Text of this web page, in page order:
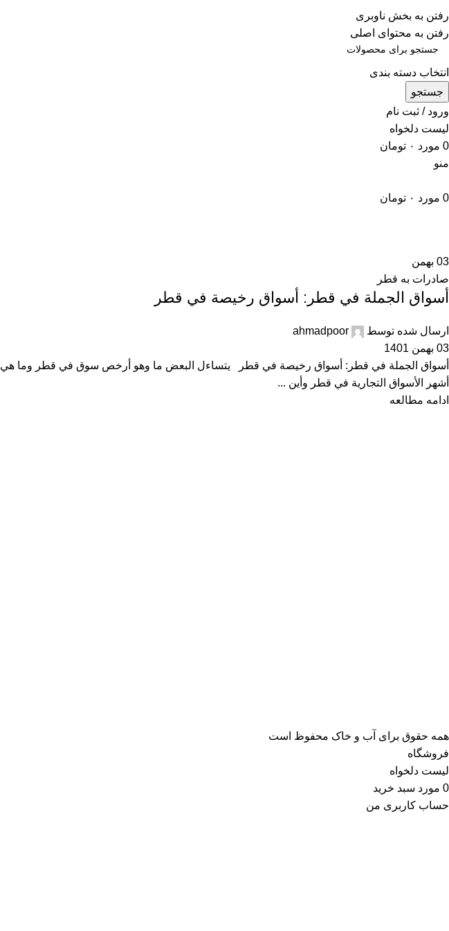
رفتن به بخش ناوبری
رفتن به محتوای اصلی
ADD ANYTHING HERE OR JUST REMOVE IT…
انتخاب دسته بندی
جستجو
ورود / ثبت نام
لیست دلخواه
0 مورد ۰ تومان
منو
0 مورد ۰ تومان
03 بهمن
صادرات به قطر
أسواق الجملة في قطر: أسواق رخيصة في قطر
ارسال شده توسط
ahmadpoor
03 بهمن 1401
أسواق الجملة في قطر: أسواق رخيصة في قطر يتساءل البعض ما وهو أرخص سوق في قطر وما هي
أشهر الأسواق التجارية في قطر وأين ...
ادامه مطالعه
همه حقوق برای آب و خاک محفوظ است
فروشگاه
لیست دلخواه
0 مورد سبد خرید
حساب کاربری من